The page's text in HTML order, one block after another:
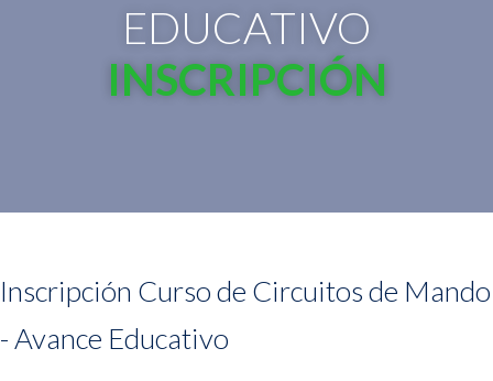
EDUCATIVO
INSCRIPCIÓN
Inscripción Curso de Circuitos de Mando
- Avance Educativo